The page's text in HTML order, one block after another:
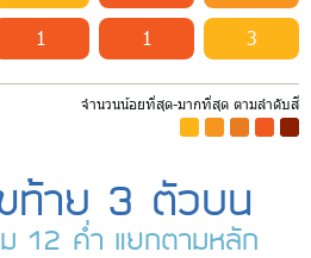
1 1 3
จำนวนน้อยที่สุด-มากที่สุด ตามลำดับสี
ท้าย 3 ตัวบน
12 ค่ำ แยกตามหลัก